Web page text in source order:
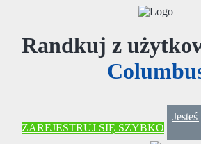
Randkuj z
ZAREJESTRUJ SIĘ SZYBKO